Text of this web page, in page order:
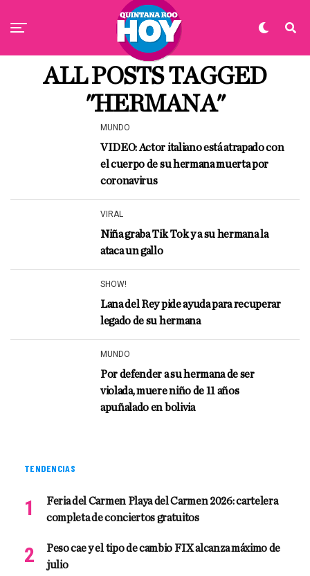
ALL POSTS TAGGED
"HERMANA"
MUNDO
VIDEO: Actor italiano está atrapado con
el cuerpo de su hermana muerta por
coronavirus
VIRAL
Niña graba Tik Tok y a su hermana la
ataca un gallo
SHOW!
Lana del Rey pide ayuda para recuperar
legado de su hermana
MUNDO
Por defender a su hermana de ser
violada, muere niño de 11 años
apuñalado en bolivia
TENDENCIAS
Feria del Carmen Playa del Carmen 2026: cartelera
completa de conciertos gratuitos
Peso cae y el tipo de cambio FIX alcanza máximo de
julio